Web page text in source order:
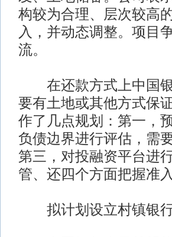
构较为合理、层次较高
入，并动态调整。项目
流。
在还款方式上中国银
要有土地或其他方式保
作了几点规划：第一，
负债边界进行评估，需
第三，对投融资平台进
管、还四个方面把握准
拟计划设立村镇银